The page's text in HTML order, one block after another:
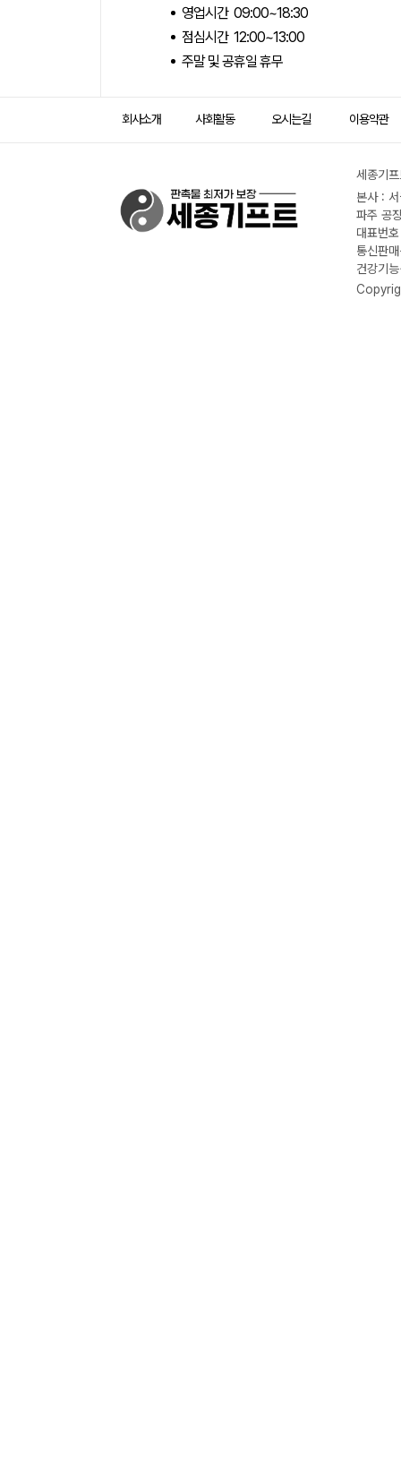
영업시간 09:00~18:30
점심시간 12:00~13:00
주말 및 공휴일 휴무
회사소개 사회활동 오시는길 이용약관
세종기
본사 :
파주 공
대표번
통신판
건강기